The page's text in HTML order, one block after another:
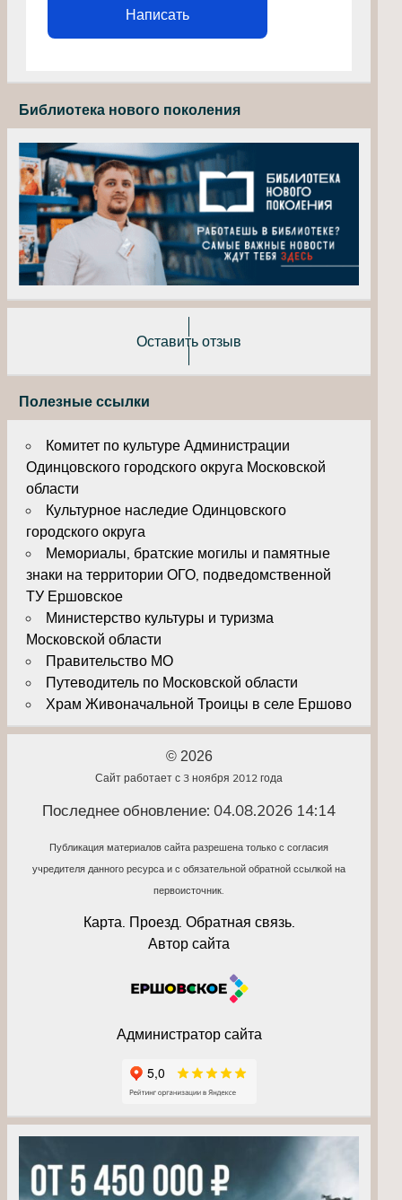
Написать
Библиотека нового поколения
Оставить отзыв
Полезные ссылки
Комитет по культуре Администрации
Одинцовского городского округа Московской
области
Культурное наследие Одинцовского
городского округа
Мемориалы, братские могилы и памятные
знаки на территории ОГО, подведомственной
ТУ Ершовское
Министерство культуры и туризма
Московской области
Правительство МО
Путеводитель по Московской области
Храм Живоначальной Троицы в селе Ершово
© 2026
Сайт работает с 3 ноября 2012 года
Последнее обновление: 04.08.2026 14:14
Публикация материалов сайта разрешена только с согласия
учредителя данного ресурса и с обязательной обратной ссылкой на
первоисточник.
Карта. Проезд. Обратная связь.
Автор сайта
Администратор сайта